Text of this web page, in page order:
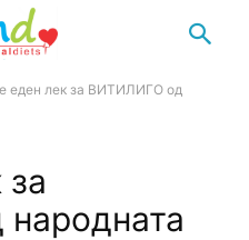
еден лек за ВИТИЛИГО од